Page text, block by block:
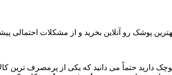
پوشک رو آنلاین بخرید و از مشکلات احتمالی
حتماً می دانید که یکی از پرمصرف ترین